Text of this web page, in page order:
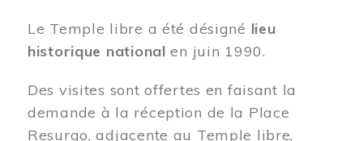
Le Temple libre a été désigné lieu
historique national en juin 1990.
Des visites sont offertes en faisant la
demande à la réception de la Place
Resurgo, adjacente au Temple libre,